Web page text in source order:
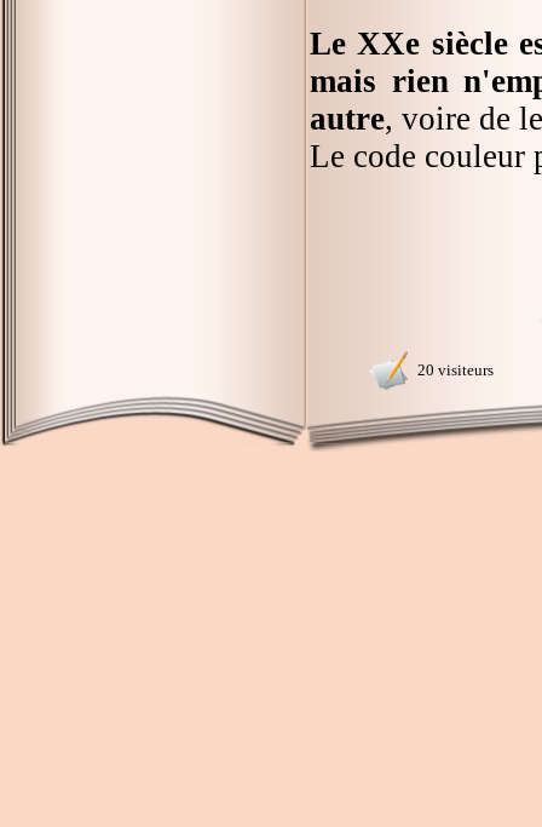
Le XXe siècle
mais rien
autre, voire de
Le code couleur
20 visiteurs